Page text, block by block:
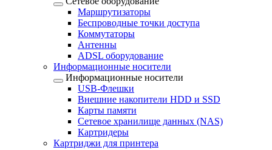
Маршрутизаторы
Беспроводные точки доступа
Коммутаторы
Антенны
ADSL оборудование
Информационные носители
Информационные носители
USB-Флешки
Внешние накопители HDD и SSD
Карты памяти
Сетевое хранилище данных (NAS)
Картридеры
Картриджи для принтера